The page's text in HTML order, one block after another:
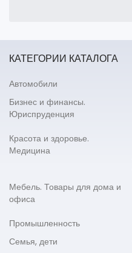
КАТЕГОРИИ КАТАЛОГА
Автомобили
Бизнес и финансы.
Юриспруденция
Красота и здоровье.
Медицина
Мебель. Товары для дома и
офиса
Промышленность
Семья, дети